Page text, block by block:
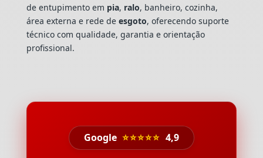
de entupimento em pia, ralo, banheiro, cozinha,
área externa e rede de esgoto, oferecendo suporte
técnico com qualidade, garantia e orientação
profissional.
Google ⭐⭐⭐⭐⭐ 4,9